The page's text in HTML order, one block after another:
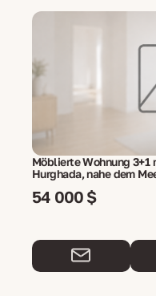
Möblierte Wohnung 3+1
Hurghada, nahe dem
54 000 $